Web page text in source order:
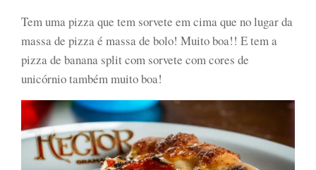
Tem uma pizza que tem sorvete em cima que no lugar da
massa de pizza é massa de bolo! Muito boa!! E tem a
pizza de banana split com sorvete com cores de
unicórnio também muito boa!